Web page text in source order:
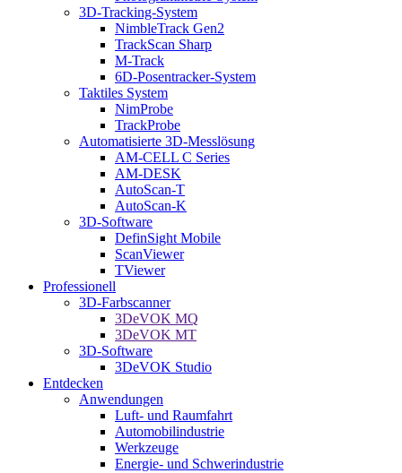
3D-Tracking-System
NimbleTrack Gen2
TrackScan Sharp
M-Track
6D-Posentracker-System
Taktiles System
NimProbe
TrackProbe
Automatisierte 3D-Messlösung
AM-CELL C Series
AM-DESK
AutoScan-T
AutoScan-K
3D-Software
DefinSight Mobile
ScanViewer
TViewer
Professionell
3D-Farbscanner
3DeVOK MQ
3DeVOK MT
3D-Software
3DeVOK Studio
Entdecken
Anwendungen
Luft- und Raumfahrt
Automobilindustrie
Werkzeuge
Energie- und Schwerindustrie